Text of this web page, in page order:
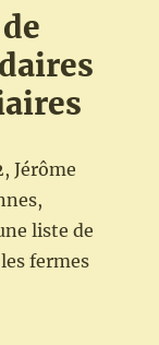
Jérôme
liste de
fermes